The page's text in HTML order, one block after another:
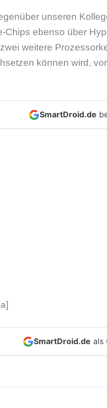
unseren
Chips ebenso über
weitere
können wird,
SmartDroid.de
SmartDroid.de als